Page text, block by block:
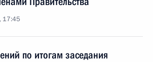
17:45
по итогам заседания